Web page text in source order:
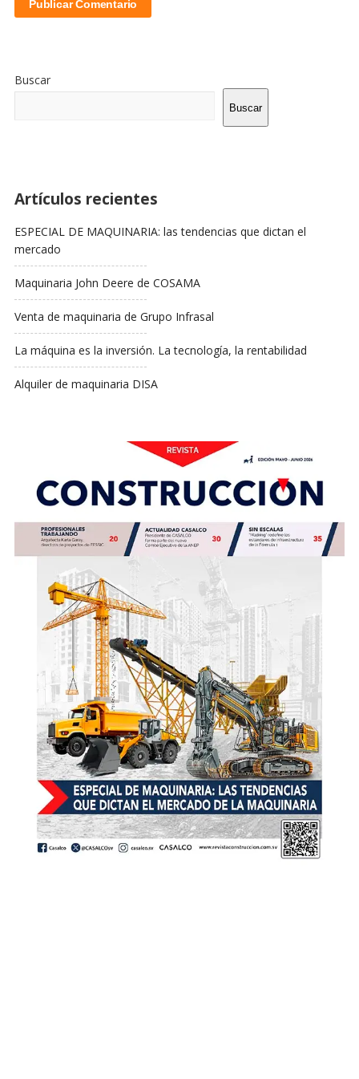
De
La
Lateral
Buscar
Buscar
Artículos recientes
ESPECIAL DE MAQUINARIA: las tendencias que dictan el
mercado
Maquinaria John Deere de COSAMA
Venta de maquinaria de Grupo Infrasal
La máquina es la inversión. La tecnología, la rentabilidad
Alquiler de maquinaria DISA